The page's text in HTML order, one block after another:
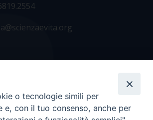
o tecnologie simili per
e, con il tuo consenso, anche per